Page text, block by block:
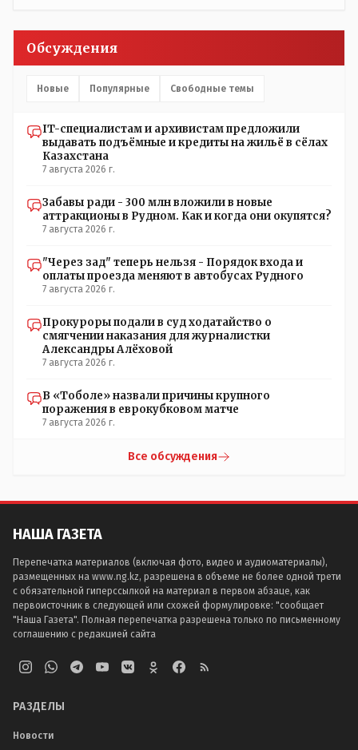
температурный режим на контроль. То есть первая
часть - информация до трагедии, вторая часть -
исправлено.
Обсуждения
Новые Популярные Свободные темы
IT-специалистам и архивистам предложили
выдавать подъёмные и кредиты на жильё в сёлах
Казахстана
7 августа 2026 г.
Забавы ради - 300 млн вложили в новые
аттракционы в Рудном. Как и когда они окупятся?
7 августа 2026 г.
"Через зад" теперь нельзя - Порядок входа и
оплаты проезда меняют в автобусах Рудного
7 августа 2026 г.
Прокуроры подали в суд ходатайство о
смягчении наказания для журналистки
Александры Алёховой
7 августа 2026 г.
В «Тоболе» назвали причины крупного
поражения в еврокубковом матче
7 августа 2026 г.
Все обсуждения
НАША ГАЗЕТА
Перепечатка материалов (включая фото, видео и аудиоматериалы),
размещенных на www.ng.kz, разрешена в объеме не более одной трети
с обязательной гиперссылкой на материал в первом абзаце, как
первоисточник в следующей или схожей формулировке: "сообщает
"Наша Газета". Полная перепечатка разрешена только по письменному
соглашению с редакцией сайта
РАЗДЕЛЫ
Новости